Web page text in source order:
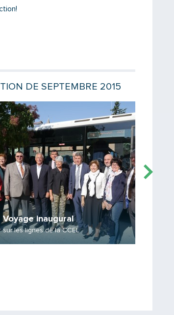
PARTAGER
DE SEPTEMBRE 2015
la suite
Voyage inaugural
sur les lignes de la CCEL